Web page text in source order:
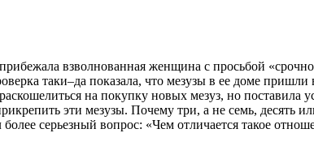
взволнованная женщина с просьбой «срочно
таки–да показала, что мезузы в ее доме пришли
раскошелиться на покупку новых мезуз, но
эти мезузы. Почему три, а не семь, десять
серьезный вопрос: «Чем отличается такое